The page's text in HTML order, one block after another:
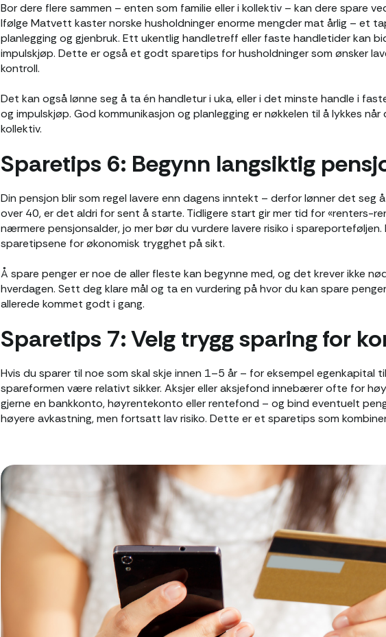
Bor dere flere sammen – enten som familie eller i kollektiv – kan dere spare
Ifølge Matvett kaster norske husholdninger enorme mengder mat årlig – et
planlegging og gjenbruk. Ett ukentlig handletreff eller faste handletider kan
impulskjøp. Dette er også et godt sparetips for husholdninger som ønsker
kontroll.
Det kan også lønne seg å ta én handletur i uka, eller i det minste handle i
og impulskjøp. God kommunikasjon og planlegging er nøkkelen til å lykkes når
kollektiv.
Sparetips 6: Begynn langsiktig
Din pensjon blir som regel lavere enn dagens inntekt – derfor lønner det seg
over 40, er det aldri for sent å starte. Tidligere start gir mer tid for «renters-
nærmere pensjonsalder, jo mer bør du vurdere lavere risiko i
sparetipsene for økonomisk trygghet på sikt.
Å spare penger er noe de aller fleste kan begynne med, og det krever ikke
hverdagen. Sett deg klare mål og ta en vurdering på hvor du kan spare
allerede kommet godt i gang.
Sparetips 7: Velg trygg sparing for
Hvis du sparer til noe som skal skje innen 1–5 år – for eksempel egenkapital
spareformen være relativt sikker. Aksjer eller aksjefond innebærer ofte for
gjerne en bankkonto, høyrentekonto eller rentefond – og bind eventuelt
høyere avkastning, men fortsatt lav risiko. Dette er et sparetips som